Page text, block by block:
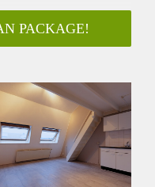
de bovenste (3e)
binnen in
vidé waar u kunt
wastafel en toilet.
1 persoon.
Het appartement heeft
omgeving winkels,
PACKAGE!